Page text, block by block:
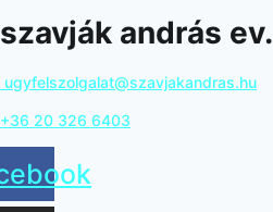
szavják andrás ev.
ugyfelszolgalat@szavjakandras.hu
+36 20 326 6403